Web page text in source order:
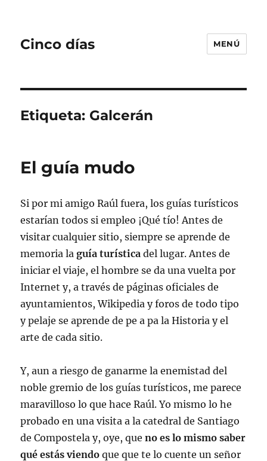
Cinco días MENÚ
Etiqueta: Galcerán
El guía mudo
Si por mi amigo Raúl fuera, los guías turísticos
estarían todos si empleo ¡Qué tío! Antes de
visitar cualquier sitio, siempre se aprende de
memoria laguía turística del lugar. Antes de
iniciar el viaje, el hombre se da una vuelta por
Internet y, a través de páginas oficiales de
ayuntamientos, Wikipedia y foros de todo tipo
y pelaje se aprende de pe a pa la Historia y el
arte de cada sitio.
Y, aun a riesgo de ganarme la enemistad del
noble gremio de los guías turísticos, me parece
maravilloso lo que hace Raúl. Yo mismo lo he
probado en una visita a la catedral de Santiago
de Compostela y, oye, queno es lo mismo saber
qué estás viendo que que te lo cuente un señor